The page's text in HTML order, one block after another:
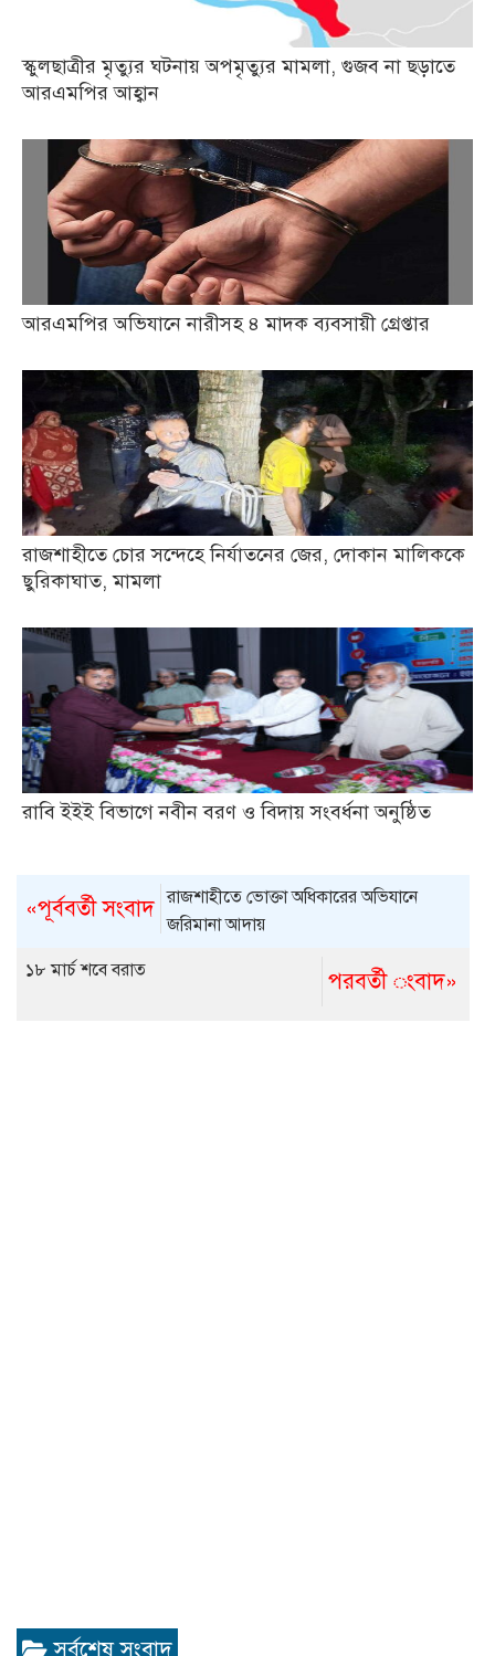
স্কুলছাত্রীর মৃত্যুর ঘটনায় অপমৃত্যুর মামলা, গুজব না ছড়াতে
আরএমপির আহ্বান
আরএমপির অভিযানে নারীসহ ৪ মাদক ব্যবসায়ী গ্রেপ্তার
রাজশাহীতে চোর সন্দেহে নির্যাতনের জের, দোকান মালিককে
ছুরিকাঘাত, মামলা
রাবি ইইই বিভাগে নবীন বরণ ও বিদায় সংবর্ধনা অনুষ্ঠিত
«পূর্ববর্তী সংবাদ রাজশাহীতে ভোক্তা অধিকারের অভিযানে
জরিমানা আদায়
পরবর্তী ংবাদ»
১৮ মার্চ শবে বরাত
সর্বশেষ সংবাদ